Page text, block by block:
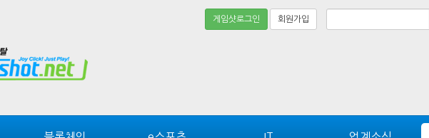
게임샷로그인 회원가입